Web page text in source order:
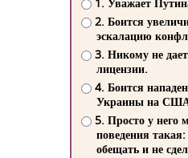
1. Уважает
2. Боится
эскалацию
3. Никому не
лицензии.
4. Боится
Украины на
5. Просто у него
поведения такая:
обещать и не